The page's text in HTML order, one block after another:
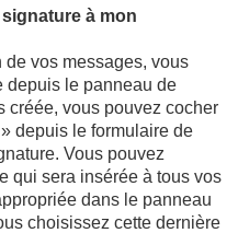
à mon
de vos messages, vous
depuis le panneau de
créée, vous pouvez cocher
depuis le formulaire de
Vous pouvez
qui sera insérée à tous vos
dans le panneau
choisissez cette dernière